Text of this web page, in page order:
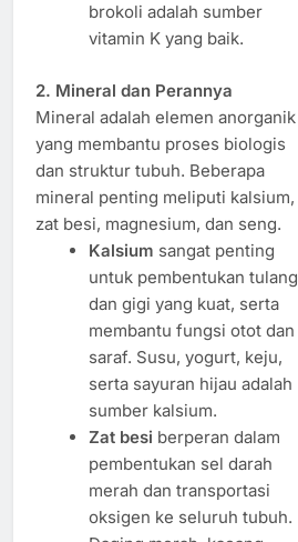
brokoli adalah sumber
vitamin K yang baik.
2. Mineral dan Perannya
Mineral adalah elemen anorganik
yang membantu proses biologis
dan struktur tubuh. Beberapa
mineral penting meliputi kalsium,
zat besi, magnesium, dan seng.
Kalsium sangat penting
untuk pembentukan tulang
dan gigi yang kuat, serta
membantu fungsi otot dan
saraf. Susu, yogurt, keju,
serta sayuran hijau adalah
sumber kalsium.
Zat besi berperan dalam
pembentukan sel darah
merah dan transportasi
oksigen ke seluruh tubuh.